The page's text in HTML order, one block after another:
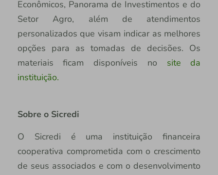
Econômicos, Panorama de Investimentos e do
Setor Agro, além de atendimentos
personalizados que visam indicar as melhores
opções para as tomadas de decisões. Os
materiais ficam disponíveis no site da
instituição.
Sobre o Sicredi
O Sicredi é uma instituição financeira
cooperativa comprometida com o crescimento
de seus associados e com o desenvolvimento